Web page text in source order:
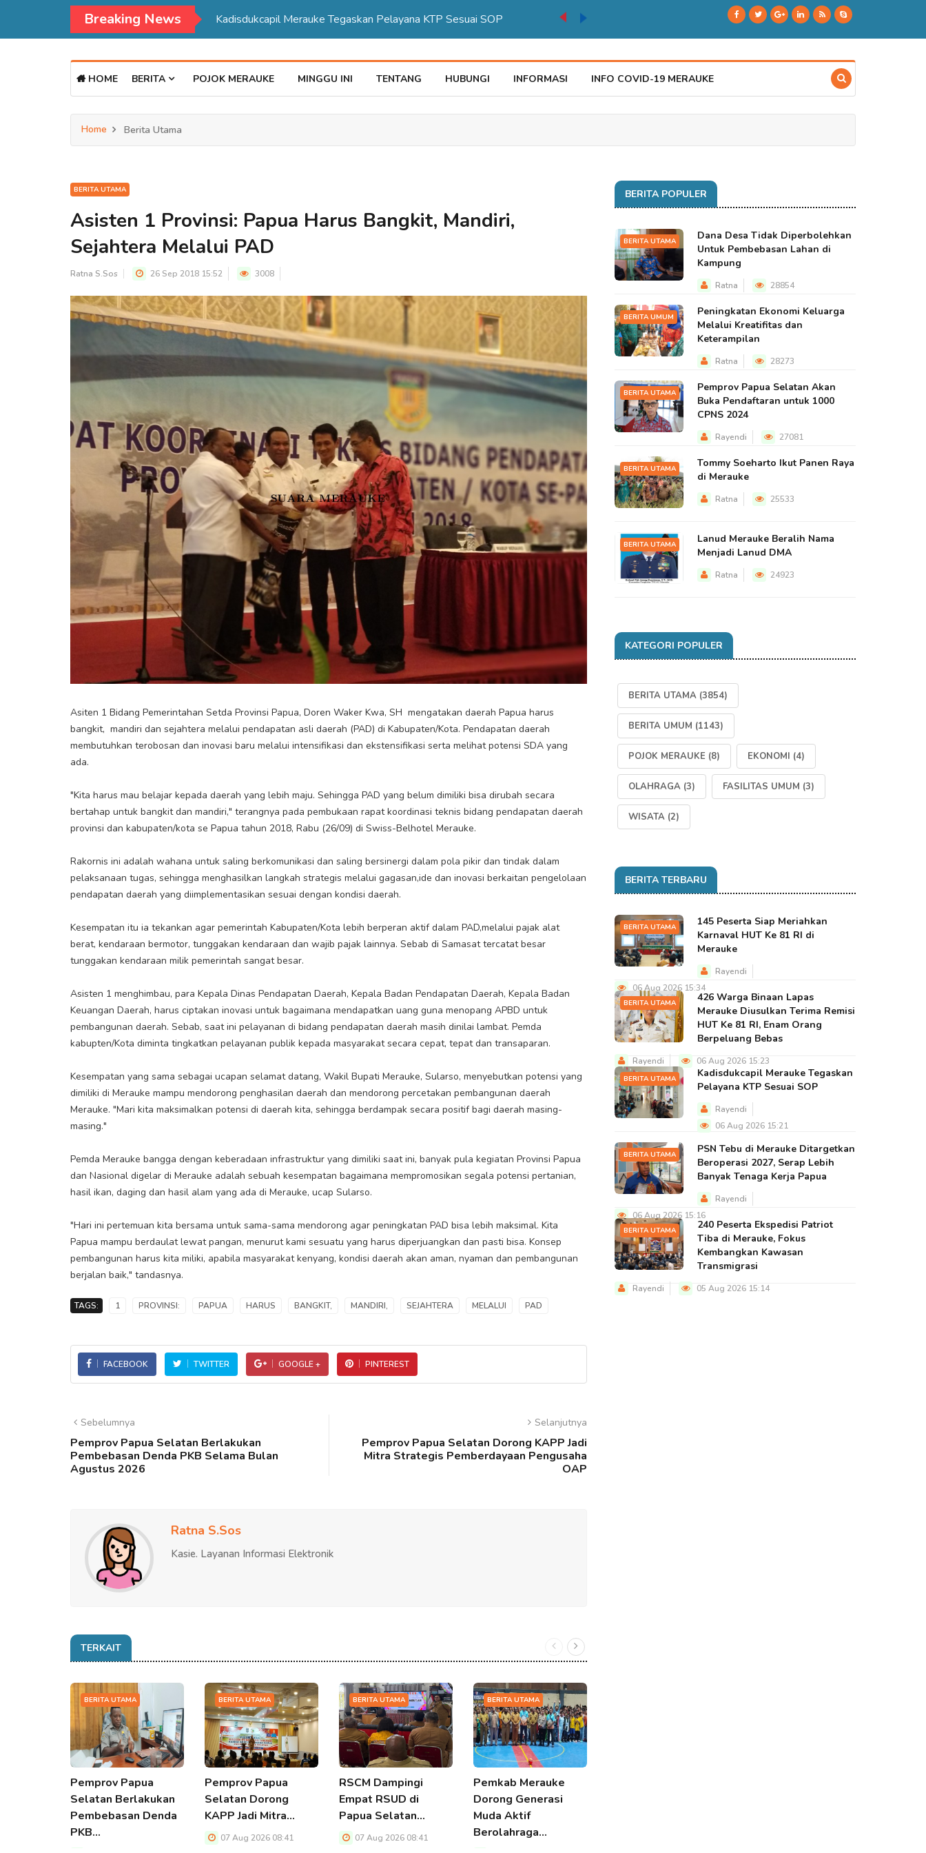
Breaking News Kadisdukcapil Merauke Tegaskan Pelayana KTP Sesuai SOP
HOME BERITA POJOK MERAUKE MINGGU INI TENTANG HUBUNGI INFORMASI INFO COVID-19 MERAUKE
Home Berita Utama
BERITA UTAMA
Asisten 1 Provinsi: Papua Harus Bangkit, Mandiri,
Sejahtera Melalui PAD
Ratna S.Sos 26 Sep 2018 15:52 3008
Asiten 1 Bidang Pemerintahan Setda Provinsi Papua, Doren Waker Kwa, SH mengatakan daerah Papua harus
bangkit, mandiri dan sejahtera melalui pendapatan asli daerah (PAD) di Kabupaten/Kota. Pendapatan daerah
membutuhkan terobosan dan inovasi baru melalui intensifikasi dan ekstensifikasi serta melihat potensi SDA yang
ada.
"Kita harus mau belajar kepada daerah yang lebih maju. Sehingga PAD yang belum dimiliki bisa dirubah secara
bertahap untuk bangkit dan mandiri," terangnya pada pembukaan rapat koordinasi teknis bidang pendapatan daerah
provinsi dan kabupaten/kota se Papua tahun 2018, Rabu (26/09) di Swiss-Belhotel Merauke.
Rakornis ini adalah wahana untuk saling berkomunikasi dan saling bersinergi dalam pola pikir dan tindak dalam
pelaksanaan tugas, sehingga menghasilkan langkah strategis melalui gagasan,ide dan inovasi berkaitan pengelolaan
pendapatan daerah yang diimplementasikan sesuai dengan kondisi daerah.
Kesempatan itu ia tekankan agar pemerintah Kabupaten/Kota lebih berperan aktif dalam PAD,melalui pajak alat
berat, kendaraan bermotor, tunggakan kendaraan dan wajib pajak lainnya. Sebab di Samasat tercatat besar
tunggakan kendaraan milik pemerintah sangat besar.
Asisten 1 menghimbau, para Kepala Dinas Pendapatan Daerah, Kepala Badan Pendapatan Daerah, Kepala Badan
Keuangan Daerah, harus ciptakan inovasi untuk bagaimana mendapatkan uang guna menopang APBD untuk
pembangunan daerah. Sebab, saat ini pelayanan di bidang pendapatan daerah masih dinilai lambat. Pemda
kabupten/Kota diminta tingkatkan pelayanan publik kepada masyarakat secara cepat, tepat dan transaparan.
Kesempatan yang sama sebagai ucapan selamat datang, Wakil Bupati Merauke, Sularso, menyebutkan potensi yang
dimiliki di Merauke mampu mendorong penghasilan daerah dan mendorong percetakan pembangunan daerah
Merauke. "Mari kita maksimalkan potensi di daerah kita, sehingga berdampak secara positif bagi daerah masing-
masing."
Pemda Merauke bangga dengan keberadaan infrastruktur yang dimiliki saat ini, banyak pula kegiatan Provinsi Papua
dan Nasional digelar di Merauke adalah sebuah kesempatan bagaimana mempromosikan segala potensi pertanian,
hasil ikan, daging dan hasil alam yang ada di Merauke, ucap Sularso.
"Hari ini pertemuan kita bersama untuk sama-sama mendorong agar peningkatan PAD bisa lebih maksimal. Kita
Papua mampu berdaulat lewat pangan, menurut kami sesuatu yang harus diperjuangkan dan pasti bisa. Konsep
pembangunan harus kita miliki, apabila masyarakat kenyang, kondisi daerah akan aman, nyaman dan pembangunan
berjalan baik," tandasnya.
TAGS: 1 PROVINSI: PAPUA HARUS BANGKIT, MANDIRI, SEJAHTERA MELALUI PAD
FACEBOOK TWITTER GOOGLE + PINTEREST
Sebelumnya
Pemprov Papua Selatan Berlakukan
Pembebasan Denda PKB Selama Bulan
Agustus 2026
Selanjutnya
Pemprov Papua Selatan Dorong KAPP Jadi
Mitra Strategis Pemberdayaan Pengusaha
OAP
Ratna S.Sos
Kasie. Layanan Informasi Elektronik
TERKAIT
BERITA UTAMA
Pemprov Papua
Selatan Berlakukan
Pembebasan Denda
PKB…
BERITA UTAMA
Pemprov Papua
Selatan Dorong
KAPP Jadi Mitra…
07 Aug 2026 08:41
BERITA UTAMA
RSCM Dampingi
Empat RSUD di
Papua Selatan…
07 Aug 2026 08:41
BERITA UTAMA
Pemkab Merauke
Dorong Generasi
Muda Aktif
Berolahraga…
BERITA POPULER
BERITA UTAMA
Dana Desa Tidak Diperbolehkan
Untuk Pembebasan Lahan di
Kampung
Ratna 28854
BERITA UMUM
Peningkatan Ekonomi Keluarga
Melalui Kreatifitas dan
Keterampilan
Ratna 28273
BERITA UTAMA
Pemprov Papua Selatan Akan
Buka Pendaftaran untuk 1000
CPNS 2024
Rayendi 27081
BERITA UTAMA
Tommy Soeharto Ikut Panen Raya
di Merauke
Ratna 25533
BERITA UTAMA
Lanud Merauke Beralih Nama
Menjadi Lanud DMA
Ratna 24923
KATEGORI POPULER
BERITA UTAMA (3854)
BERITA UMUM (1143)
POJOK MERAUKE (8) EKONOMI (4)
OLAHRAGA (3) FASILITAS UMUM (3)
WISATA (2)
BERITA TERBARU
BERITA UTAMA
145 Peserta Siap Meriahkan
Karnaval HUT Ke 81 RI di
Merauke
Rayendi
06 Aug 2026 15:34
BERITA UTAMA
426 Warga Binaan Lapas
Merauke Diusulkan Terima Remisi
HUT Ke 81 RI, Enam Orang
Berpeluang Bebas
Rayendi 06 Aug 2026 15:23
BERITA UTAMA
Kadisdukcapil Merauke Tegaskan
Pelayana KTP Sesuai SOP
Rayendi
06 Aug 2026 15:21
BERITA UTAMA
PSN Tebu di Merauke Ditargetkan
Beroperasi 2027, Serap Lebih
Banyak Tenaga Kerja Papua
Rayendi
06 Aug 2026 15:16
BERITA UTAMA
240 Peserta Ekspedisi Patriot
Tiba di Merauke, Fokus
Kembangkan Kawasan
Transmigrasi
Rayendi 05 Aug 2026 15:14